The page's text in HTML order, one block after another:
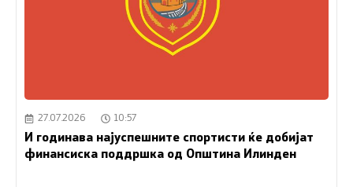
27.07.2026 10:57
И годинава најуспешните спортисти ќе добијат
финансиска поддршка од Општина Илинден